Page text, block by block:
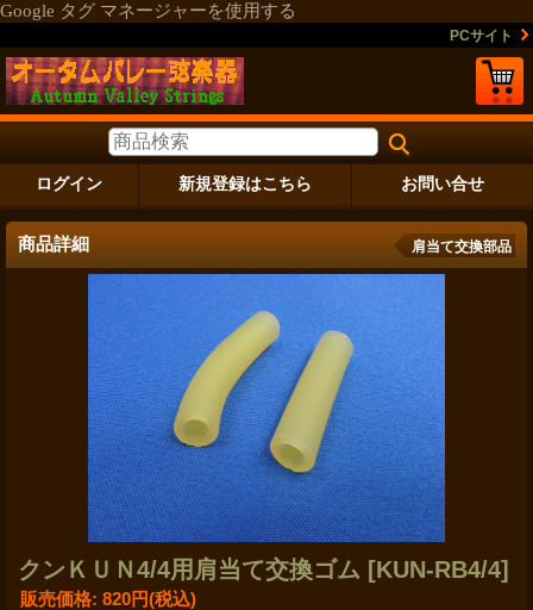
Google タグ マネージャーを使用する
PCサイト
ログイン 新規登録はこちら お問い合せ
商品詳細 肩当て交換部品
クンＫＵＮ4/4用肩当て交換ゴム [KUN-RB4/4]
販売価格: 820円(税込)